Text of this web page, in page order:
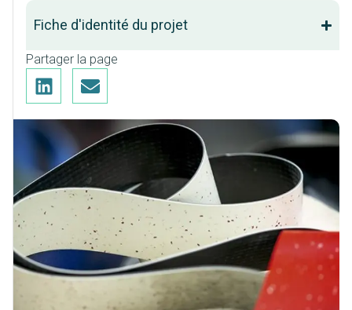
Fiche d'identité du projet
Partager la page